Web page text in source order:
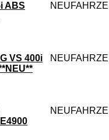
ABS
VS 400i